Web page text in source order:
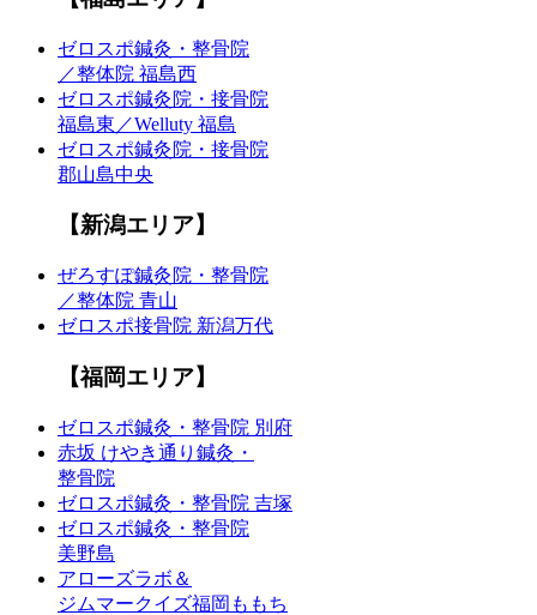
ゼロスポ鍼灸・整骨院
／整体院 福島西
ゼロスポ鍼灸院・接骨院
福島東／Welluty 福島
ゼロスポ鍼灸院・接骨院
郡山島中央
【新潟エリア】
ぜろすぽ鍼灸院・整骨院
／整体院 青山
ゼロスポ接骨院 新潟万代
【福岡エリア】
ゼロスポ鍼灸・整骨院 別府
赤坂 けやき通り鍼灸・
整骨院
ゼロスポ鍼灸・整骨院 吉塚
ゼロスポ鍼灸・整骨院
美野島
アローズラボ＆
ジムマークイズ福岡ももち